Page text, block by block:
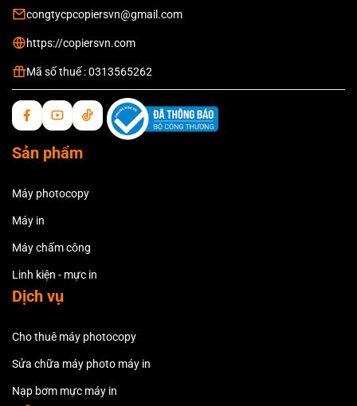
congtycpcopiersvn@gmail.com
https://copiersvn.com
Mã số thuế : 0313565262
Sản phẩm
Máy photocopy
Máy in
Máy chấm công
Linh kiện - mực in
Dịch vụ
Cho thuê máy photocopy
Sửa chữa máy photo máy in
Nạp bơm mực máy in